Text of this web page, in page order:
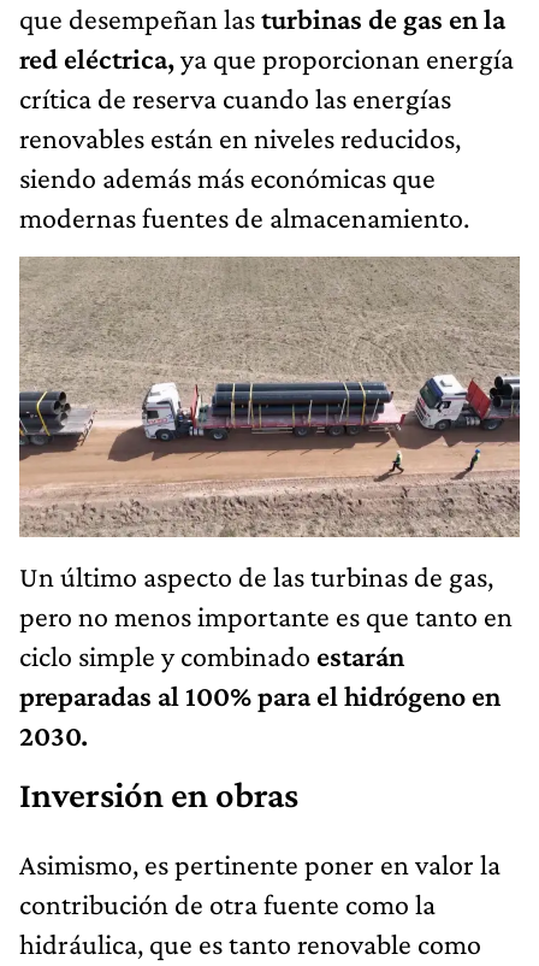
que desempeñan lasturbinas de gas en la
red eléctrica,ya que proporcionan energía
crítica de reserva cuando las energías
renovables están en niveles reducidos,
siendo además más económicas que
modernas fuentes de almacenamiento.
Un último aspecto de las turbinas de gas,
pero no menos importante es que tanto en
ciclo simple y combinado estarán
preparadas al 100% para el hidrógeno en
2030.
Inversión en obras
Asimismo, es pertinente poner en valor la
contribución de otra fuente como la
hidráulica, que es tanto renovable como